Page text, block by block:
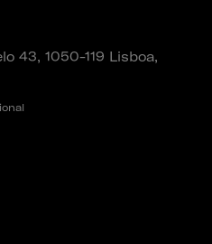
43, 1050-119 Lisboa,